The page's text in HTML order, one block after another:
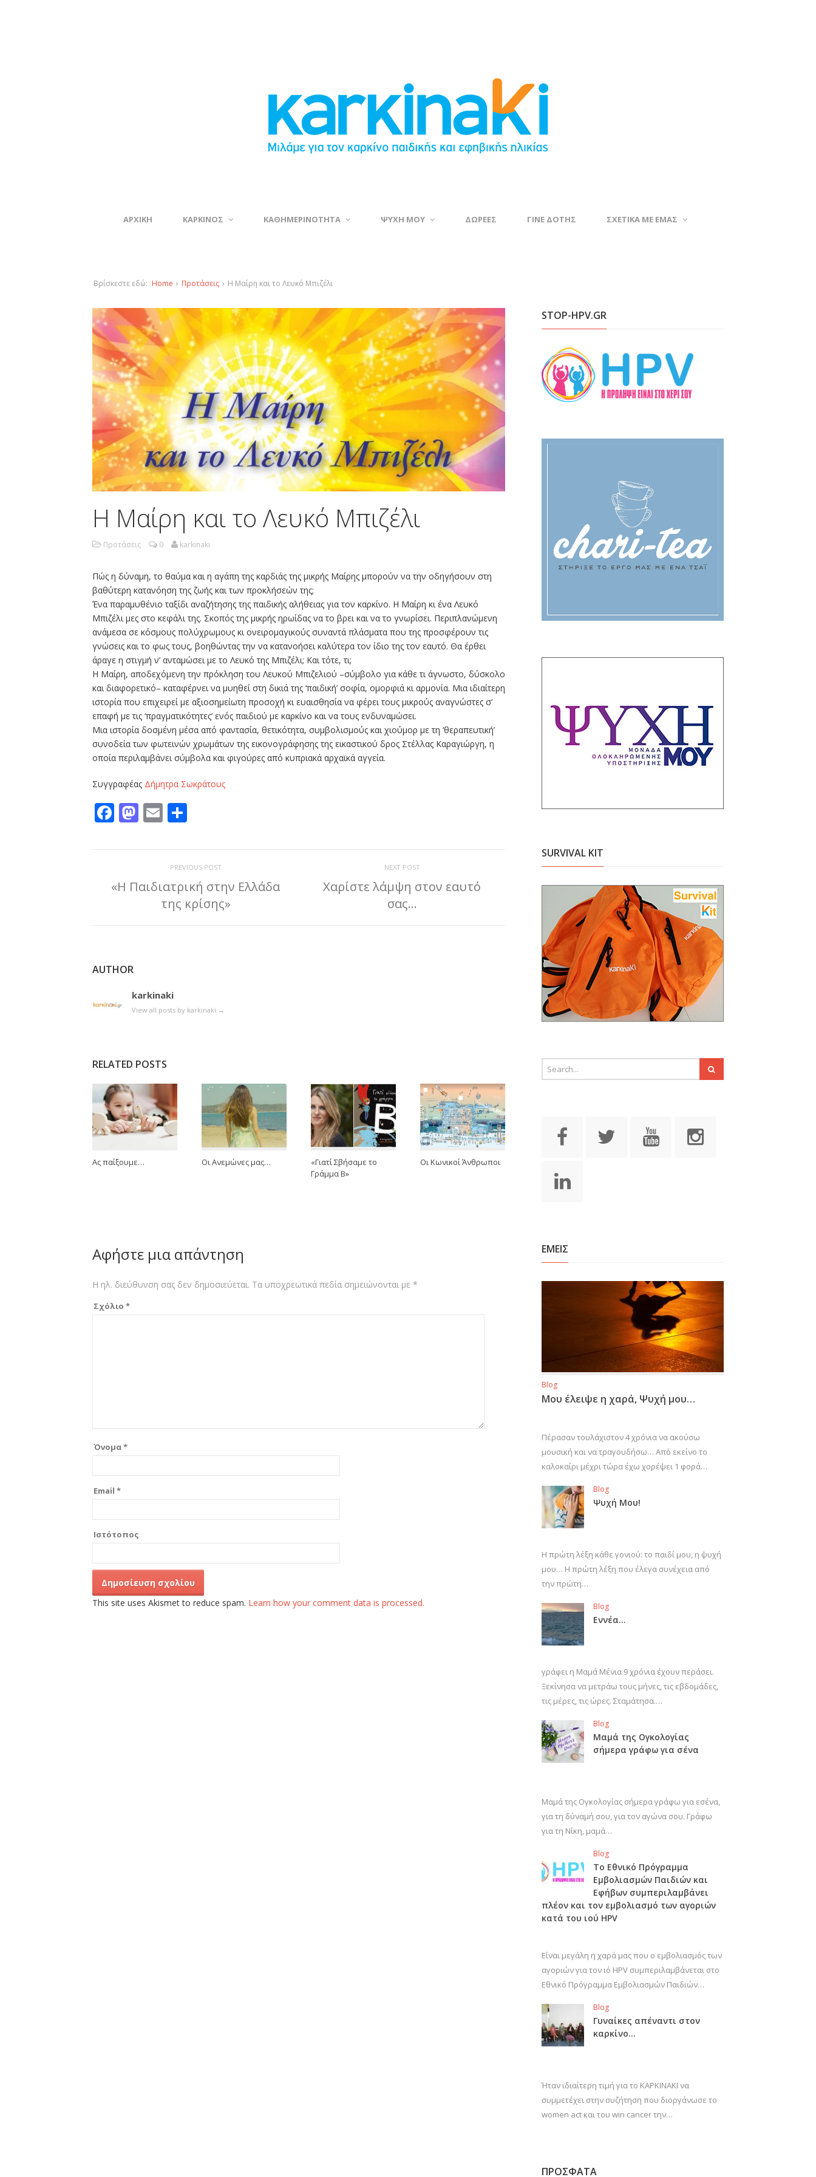
ΑΡΧΙΚΗ ΚΑΡΚΙΝΟΣ ΚΑΘΗΜΕΡΙΝΟΤΗΤΑ ΨΥΧΗ ΜΟΥ ΔΩΡΕΕΣ ΓΙΝΕ ΔΟΤΗΣ ΣΧΕΤΙΚΑ ΜΕ ΕΜΑΣ
Βρίσκεστε εδώ: Home › Προτάσεις › Η Μαίρη και το Λευκό Μπιζέλι
Η Μαίρη και το Λευκό Μπιζέλι
Προτάσεις 0 karkinaki
Πώς η δύναμη, το θαύμα και η αγάπη της καρδιάς της μικρής Μαίρης μπορούν να την οδηγήσουν στη
βαθύτερη κατανόηση της ζωής και των προκλήσεών της;
Ένα παραμυθένιο ταξίδι αναζήτησης της παιδικής αλήθειας για τον καρκίνο. Η Μαίρη κι ένα Λευκό
Μπιζέλι μες στο κεφάλι της. Σκοπός της μικρής ηρωίδας να το βρει και να το γνωρίσει. Περιπλανώμενη
ανάμεσα σε κόσμους πολύχρωμους κι ονειρομαγικούς συναντά πλάσματα που της προσφέρουν τις
γνώσεις και το φως τους, βοηθώντας την να κατανοήσει καλύτερα τον ίδιο της τον εαυτό. Θα έρθει
άραγε η στιγμή ν’ ανταμώσει με το Λευκό της Μπιζέλι; Και τότε, τι;
Η Μαίρη, αποδεχόμενη την πρόκληση του Λευκού Μπιζελιού –σύμβολο για κάθε τι άγνωστο, δύσκολο
και διαφορετικό– καταφέρνει να μυηθεί στη δικιά της ‘παιδική’ σοφία, ομορφιά κι αρμονία. Μια ιδιαίτερη
ιστορία που επιχειρεί με αξιοσημείωτη προσοχή κι ευαισθησία να φέρει τους μικρούς αναγνώστες σ’
επαφή με τις ‘πραγματικότητες’ ενός παιδιού με καρκίνο και να τους ενδυναμώσει.
Μια ιστορία δοσμένη μέσα από φαντασία, θετικότητα, συμβολισμούς και χιούμορ με τη ‘θεραπευτική’
συνοδεία των φωτεινών χρωμάτων της εικονογράφησης της εικαστικού δρος Στέλλας Καραγιώργη, η
οποία περιλαμβάνει σύμβολα και φιγούρες από κυπριακά αρχαϊκά αγγεία.
Συγγραφέας Δήμητρα Σωκράτους
Facebook
Mastodon
Email
PREVIOUS POST
«Η Παιδιατρική στην Ελλάδα
της κρίσης»
NEXT POST
Χαρίστε λάμψη στον εαυτό
σας…
AUTHOR
karkinaki
View all posts by karkinaki →
RELATED POSTS
Ας παίξουμε… Οι Ανεμώνες μας…
«Γιατί Σβήσαμε το
Γράμμα Β»
Oι Κωνικοί Άνθρωποι
Αφήστε μια απάντηση
Η ηλ. διεύθυνση σας δεν δημοσιεύεται. Τα υποχρεωτικά πεδία σημειώνονται με *
Σχόλιο *
Όνομα*
Email *
Ιστότοπος
This site uses Akismet to reduce spam. Learn how your comment data is processed.
STOP-HPV.GR
SURVIVAL KIT
ΕΜΕΙΣ
Blog
Μου έλειψε η χαρά, Ψυχή μου…
Πέρασαν τουλάχιστον 4 χρόνια να ακούσω
μουσική και να τραγουδήσω… Από εκείνο το
καλοκαίρι μέχρι τώρα έχω χορέψει 1 φορά…
Blog
Ψυχή Μου!
Η πρώτη λέξη κάθε γονιού: το παιδί μου, η ψυχή
μου… Η πρώτη λέξη που έλεγα συνέχεια από
την πρώτη…
Blog
Εννέα…
γράφει η Μαμά Μένια 9 χρόνια έχουν περάσει.
Ξεκίνησα να μετράω τους μήνες, τις εβδομάδες,
τις μέρες, τις ώρες. Σταμάτησα.…
Blog
Μαμά της Ογκολογίας
σήμερα γράφω για σένα
Μαμά της Ογκολογίας σήμερα γράφω για εσένα,
για τη δύναμή σου, για τον αγώνα σου. Γράφω
για τη Νίκη, μαμά…
Blog
Το Εθνικό Πρόγραμμα
Εμβολιασμών Παιδιών και
Εφήβων συμπεριλαμβάνει
πλέον και τον εμβολιασμό των αγοριών
κατά του ιού HPV
Είναι μεγάλη η χαρά μας που ο εμβολιασμός των
αγοριών για τον ιό HPV συμπεριλαμβάνεται στο
Εθνικό Πρόγραμμα Εμβολιασμών Παιδιών…
Blog
Γυναίκες απέναντι στον
καρκίνο…
Ήταν ιδιαίτερη τιμή για το ΚΑΡΚΙΝΑΚΙ να
συμμετέχει στην συζήτηση που διοργάνωσε το
women act και του win cancer την…
ΠΡΟΣΦΑΤΑ